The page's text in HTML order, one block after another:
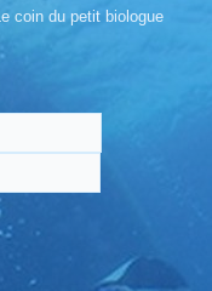
Le coin du petit biologue